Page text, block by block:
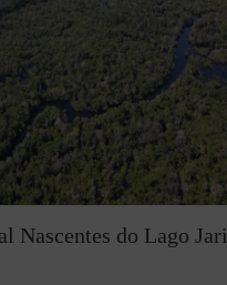
Nascentes do Lago Jari